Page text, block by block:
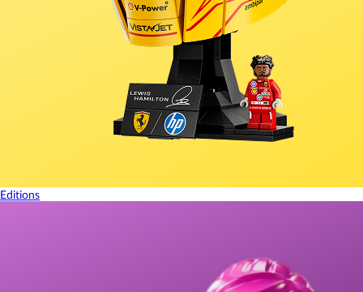
Editions